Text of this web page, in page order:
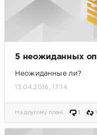
5 неожиданных
Неожиданные ли?
13.04.2016, 17:14
На другому плані 1